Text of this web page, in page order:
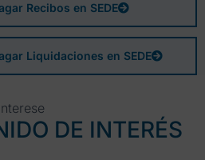
Recibos en SEDE
Liquidaciones en SEDE
DE INTERÉS